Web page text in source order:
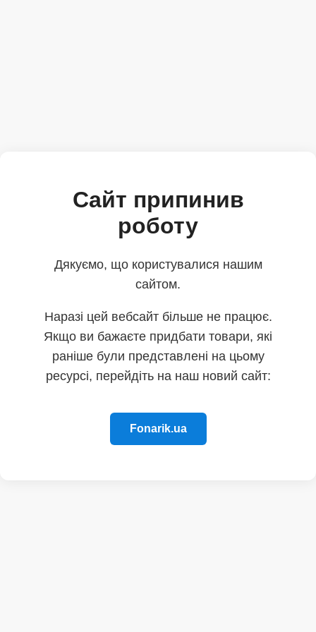
Сайт припинив
роботу
Дякуємо, що користувалися нашим
сайтом.
Наразі цей вебсайт більше не працює.
Якщо ви бажаєте придбати товари, які
раніше були представлені на цьому
ресурсі, перейдіть на наш новий сайт:
Fonarik.ua